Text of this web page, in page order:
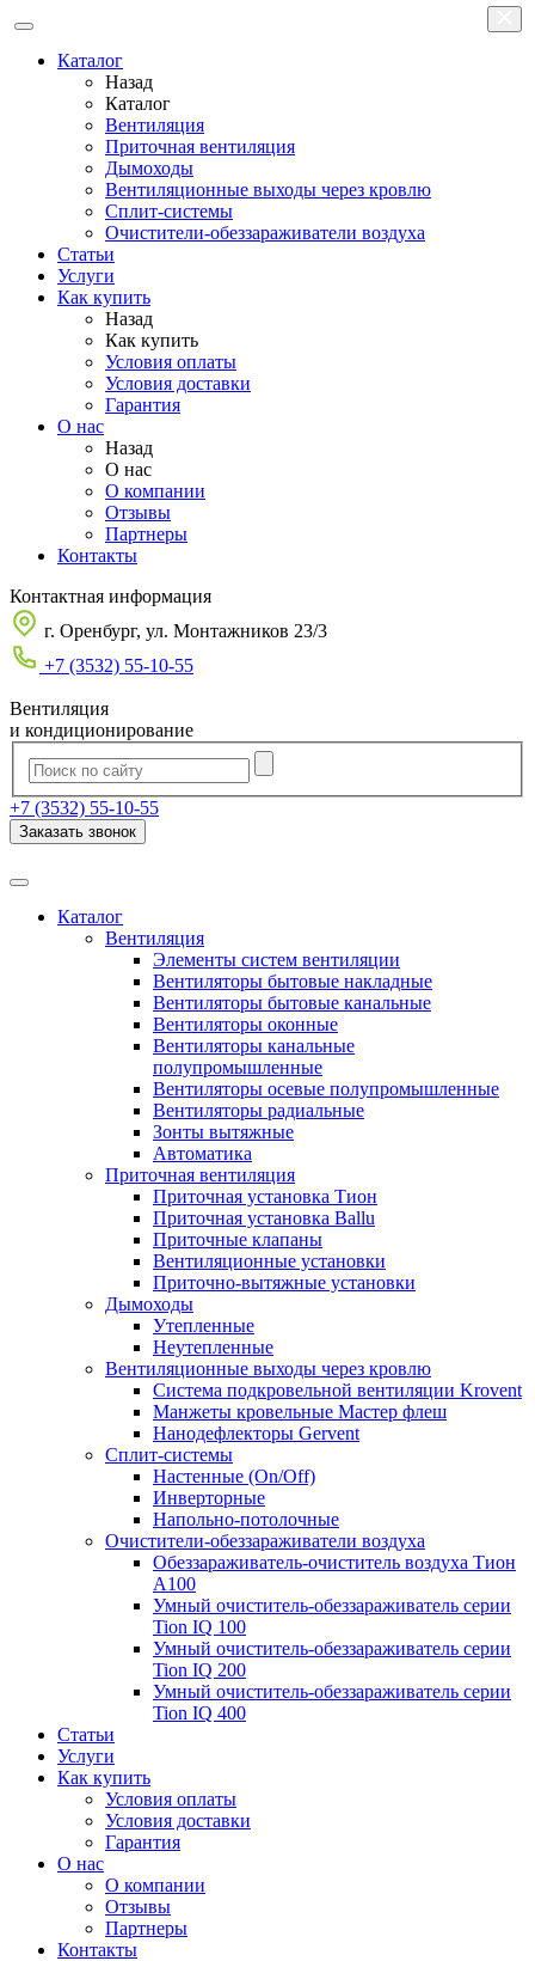
Каталог
Назад
Каталог
Вентиляция
Приточная вентиляция
Дымоходы
Вентиляционные выходы через кровлю
Сплит-системы
Очистители-обеззараживатели воздуха
Статьи
Услуги
Как купить
Назад
Как купить
Условия оплаты
Условия доставки
Гарантия
О нас
Назад
О нас
О компании
Отзывы
Партнеры
Контакты
Контактная информация
г. Оренбург, ул. Монтажников 23/3
+7 (3532) 55-10-55
Вентиляция
и кондиционирование
+7 (3532) 55-10-55
Заказать звонок
Каталог
Вентиляция
Элементы систем вентиляции
Вентиляторы бытовые накладные
Вентиляторы бытовые канальные
Вентиляторы оконные
Вентиляторы канальные
полупромышленные
Вентиляторы осевые полупромышленные
Вентиляторы радиальные
Зонты вытяжные
Автоматика
Приточная вентиляция
Приточная установка Тион
Приточная установка Ballu
Приточные клапаны
Вентиляционные установки
Приточно-вытяжные установки
Дымоходы
Утепленные
Неутепленные
Вентиляционные выходы через кровлю
Система подкровельной вентиляции Krovent
Манжеты кровельные Мастер флеш
Нанодефлекторы Gervent
Сплит-системы
Настенные (On/Off)
Инверторные
Напольно-потолочные
Очистители-обеззараживатели воздуха
Обеззараживатель-очиститель воздуха Тион
А100
Умный очиститель-обеззараживатель серии
Tion IQ 100
Умный очиститель-обеззараживатель серии
Tion IQ 200
Умный очиститель-обеззараживатель серии
Tion IQ 400
Статьи
Услуги
Как купить
Условия оплаты
Условия доставки
Гарантия
О нас
О компании
Отзывы
Партнеры
Контакты